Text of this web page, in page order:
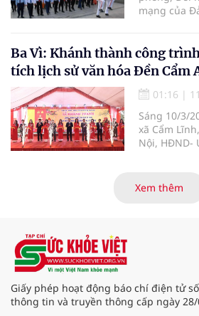
mạng của
Báo toàn
long trọng
Ba Vì: Khánh thành công
tích lịch sử văn hóa Đền Cẩm
01:16 |
Sáng 10/3/
xã Cẩm
Nội, HĐND-
Khánh
tạo Di tích
Xem thêm
Giấy phép hoạt động báo chí điện tử số
thông tin và truyền thông cấp ngày 28/